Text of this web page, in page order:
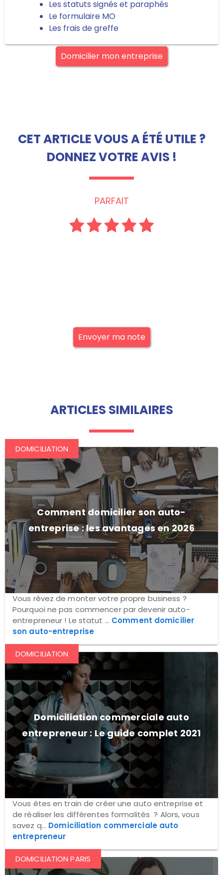
Les statuts signés et paraphés
Le formulaire MO
Les frais de greffe
Domicilier mon entreprise
CET ARTICLE VOUS A ÉTÉ UTILE ?
DONNEZ VOTRE AVIS !
PARFAIT
Envoyer ma note
ARTICLES SIMILAIRES
Comment domicilier son auto-
entreprise : les avantages en 2026
DOMICILIATION
Vous rêvez de monter votre propre business ?
Pourquoi ne pas commencer par devenir auto-
entrepreneur ! Le statut ... Comment domicilier
son auto-entreprise
Domiciliation commerciale auto
entrepreneur : Le guide complet 2021
DOMICILIATION
Vous êtes en train de créer une auto entreprise et
de réaliser les différentes formalités ? Alors, vous
savez q... Domiciliation commerciale auto
entrepreneur
DOMICILIATION PARIS